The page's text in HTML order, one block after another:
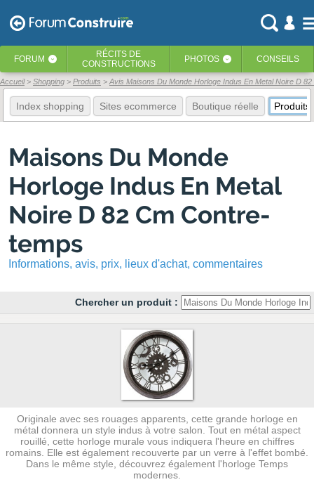
FORUM ‹ RÉCITS DE
CONSTRUCTIONS
PHOTOS ‹ CONSEILS
Accueil Shopping Produits Avis Maisons Du Monde Horloge Indus En Metal Noire D
Index shopping Sites ecommerce Boutique réelle Produits
Maisons Du Monde
Horloge Indus En Metal
Noire D 82 Cm Contre-
temps
Informations, avis, prix, lieux d'achat, commentaires
Chercher un produit :
Originale avec ses rouages apparents, cette grande horloge en
métal donnera un style indus à votre salon. Tout en métal aspect
rouillé, cette horloge murale vous indiquera l'heure en chiffres
romains. Elle est également recouverte par un verre à l'effet bombé.
Dans le même style, découvrez également l'horloge Temps
modernes.